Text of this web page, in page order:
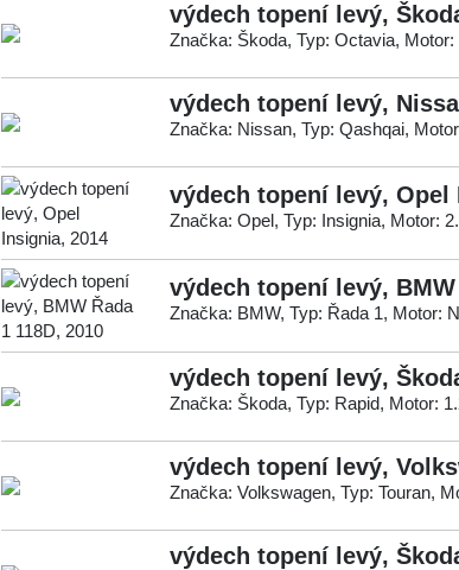
výdech topení levý,
Značka: Škoda, Typ: Octavia,
výdech topení levý,
Značka: Nissan, Typ: Qashqai,
výdech topení levý, Opel
Značka: Opel, Typ: Insignia, Motor:
výdech topení levý, BMW
Značka: BMW, Typ: Řada 1, Motor:
výdech topení levý,
Značka: Škoda, Typ: Rapid, Motor:
výdech topení levý,
Značka: Volkswagen, Typ: Touran,
výdech topení levý,